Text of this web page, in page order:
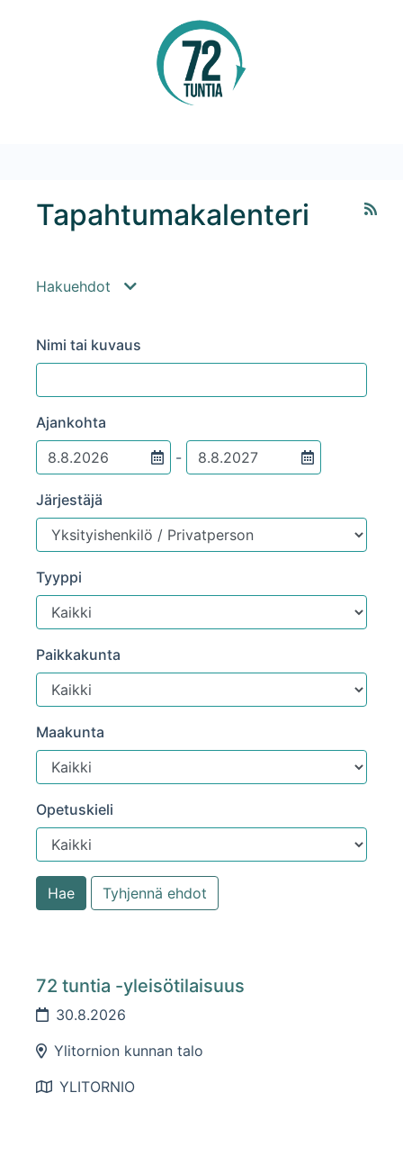
Tapahtumakalenteri RSS
Hakuehdot
Nimi tai kuvaus
Ajankohta
-
Järjestäjä
Tyyppi
Paikkakunta
Maakunta
Opetuskieli
72 tuntia -yleisötilaisuus
30.8.2026
Ylitornion kunnan talo
YLITORNIO